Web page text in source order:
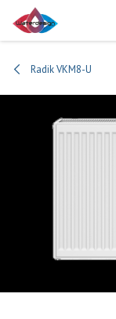
Se rendre au contenu
Radik VKM8-U